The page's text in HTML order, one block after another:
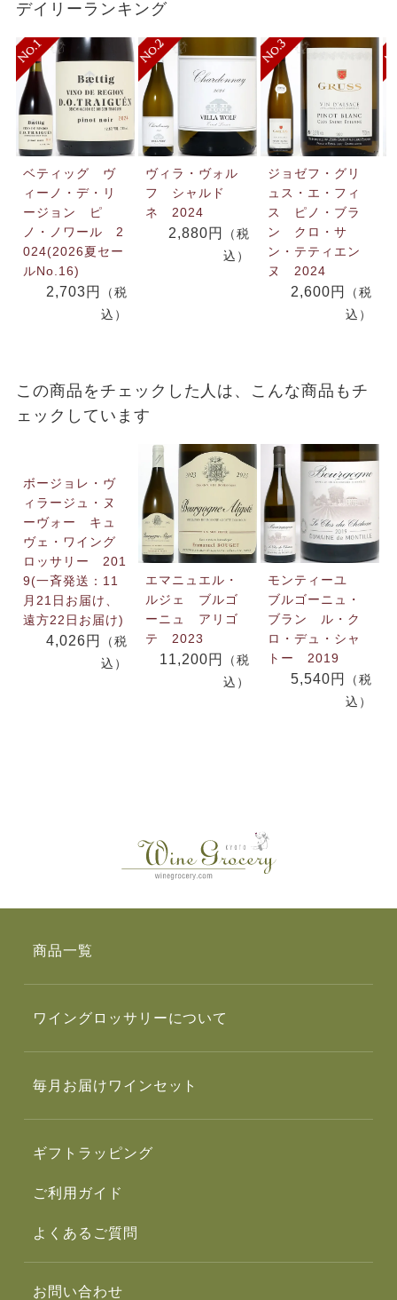
デイリーランキング
ベティッグ ヴ
ィーノ・デ・リ
ージョン ピ
ノ・ノワール 2
024(2026夏セー
ルNo.16)
2,703円
（税
込）
ヴィラ・ヴォル
フ シャルド
ネ 2024
2,880円
（税
込）
ジョゼフ・グリ
ュス・エ・フィ
ス ピノ・ブラ
ン クロ・サ
ン・テティエン
ヌ 2024
2,600円
（税
込）
この商品をチェックした人は、こんな商品もチ
ェックしています
ボージョレ・ヴ
ィラージュ・ヌ
ーヴォー キュ
ヴェ・ワイング
ロッサリー 201
9(一斉発送：11
月21日お届け、
遠方22日お届け)
4,026円
（税
込）
エマニュエル・
ルジェ ブルゴ
ーニュ アリゴ
テ 2023
11,200円
（税
込）
モンティーユ
ブルゴーニュ・
ブラン ル・ク
ロ・デュ・シャ
トー 2019
5,540円
（税
込）
商品一覧
ワイングロッサリーについて
毎月お届けワインセット
ギフトラッピング
ご利用ガイド
よくあるご質問
お問い合わせ